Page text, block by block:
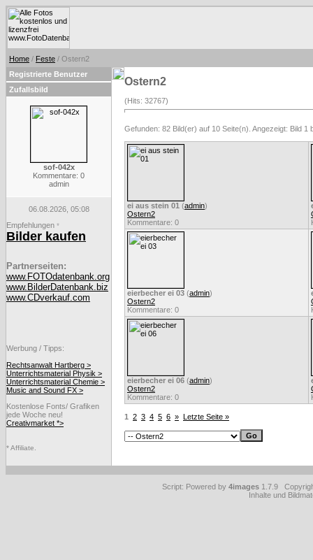
Home / Feste / Ostern2
Registrierte Benutzer
Zufallsbild
sof-042x
Kommentare: 0
admin
06.08.2026, 05:08
Empfehlungen *
Bilder kaufen
Partnerseiten:
www.FOTOdatenbank.org
www.BilderDatenbank.biz
www.CDverkauf.com
Werbung / Tipps:
Rechtsanwalt Hartberg >
Unterrichtsmaterial Physik >
Unterrichtsmaterial Chemie >
Music and Sound FX >
Kostenlose Fonts/ Grafiken
jede Woche neu!
Creativmarket *>
* Affiliate.
Ostern2
(Hits: 32767)
Gefunden: 82 Bild(er) auf 10 Seite(n). Angezeigt: Bild 1
ei aus stein 01 (admin)
Ostern2
Kommentare: 0
eierbecher ei 03 (admin)
Ostern2
Kommentare: 0
eierbecher ei 06 (admin)
Ostern2
Kommentare: 0
1 2 3 4 5 6 » Letzte Seite »
Script: Powered by 4images 1.7.9
Inhalte und